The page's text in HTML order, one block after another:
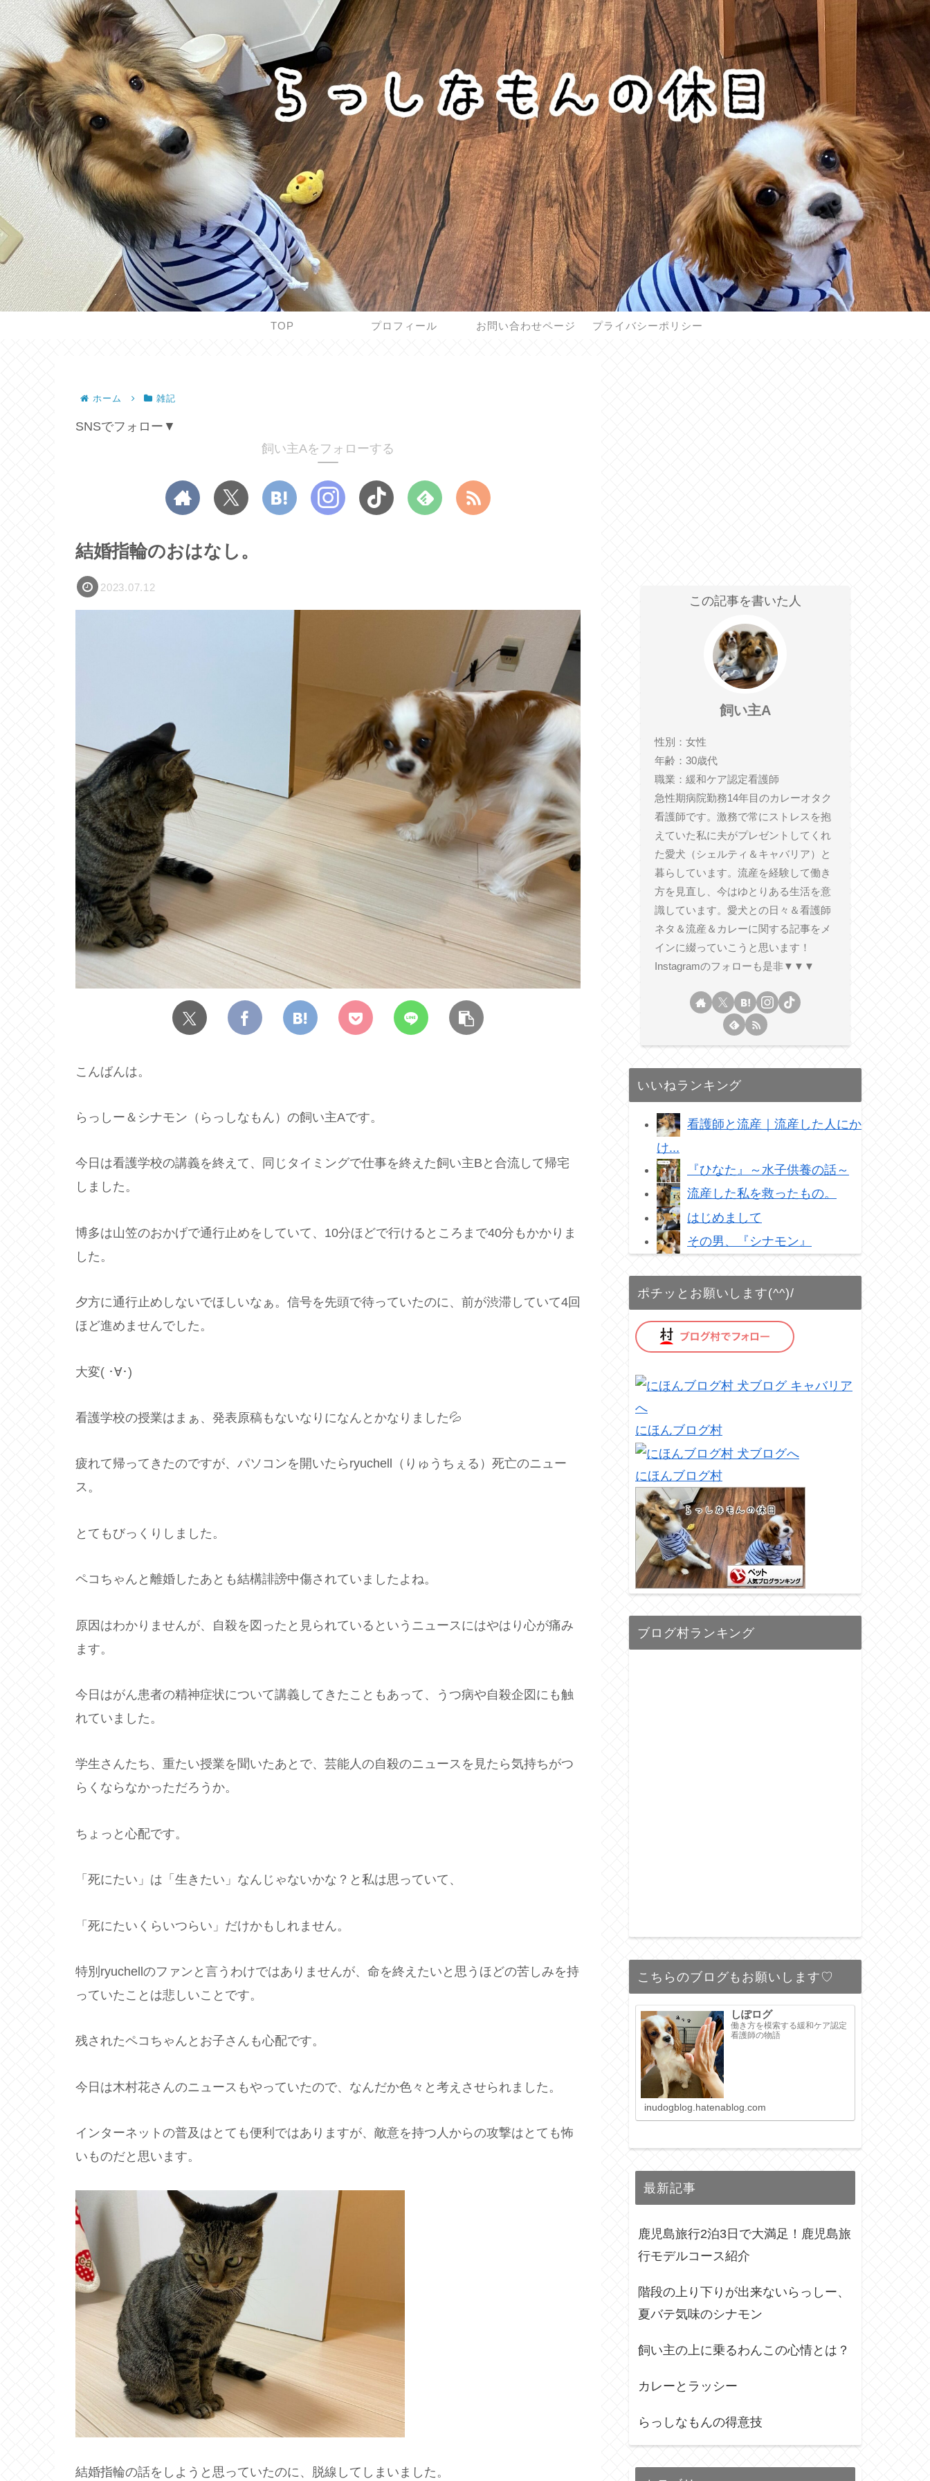
TOP プロフィール お問い合わせページ プライバシーポリシー
ホーム 雑記
SNSでフォロー▼
飼い主Aをフォローする
結婚指輪のおはなし。
2023.07.12
こんばんは。
らっしー＆シナモン（らっしなもん）の飼い主Aです。
今日は看護学校の講義を終えて、同じタイミングで仕事を終えた飼い主Bと合流して帰宅
しました。
博多は山笠のおかげで通行止めをしていて、10分ほどで行けるところまで40分もかかりま
した。
夕方に通行止めしないでほしいなぁ。信号を先頭で待っていたのに、前が渋滞していて4回
ほど進めませんでした。
大変( ･∀･)
看護学校の授業はまぁ、発表原稿もないなりになんとかなりました💦
疲れて帰ってきたのですが、パソコンを開いたらryuchell（りゅうちぇる）死亡のニュー
ス。
とてもびっくりしました。
ペコちゃんと離婚したあとも結構誹謗中傷されていましたよね。
原因はわかりませんが、自殺を図ったと見られているというニュースにはやはり心が痛み
ます。
今日はがん患者の精神症状について講義してきたこともあって、うつ病や自殺企図にも触
れていました。
学生さんたち、重たい授業を聞いたあとで、芸能人の自殺のニュースを見たら気持ちがつ
らくならなかっただろうか。
ちょっと心配です。
「死にたい」は「生きたい」なんじゃないかな？と私は思っていて、
「死にたいくらいつらい」だけかもしれません。
特別ryuchellのファンと言うわけではありませんが、命を終えたいと思うほどの苦しみを持
っていたことは悲しいことです。
残されたペコちゃんとお子さんも心配です。
今日は木村花さんのニュースもやっていたので、なんだか色々と考えさせられました。
インターネットの普及はとても便利ではありますが、敵意を持つ人からの攻撃はとても怖
いものだと思います。
結婚指輪の話をしようと思っていたのに、脱線してしまいました。
この記事を書いた人
飼い主A
性別：女性
年齢：30歳代
職業：緩和ケア認定看護師
急性期病院勤務14年目のカレーオタク
看護師です。激務で常にストレスを抱
えていた私に夫がプレゼントしてくれ
た愛犬（シェルティ＆キャバリア）と
暮らしています。流産を経験して働き
方を見直し、今はゆとりある生活を意
識しています。愛犬との日々＆看護師
ネタ＆流産＆カレーに関する記事をメ
インに綴っていこうと思います！
Instagramのフォローも是非▼▼▼
いいねランキング
看護師と流産｜流産した人にか
け...
『ひなた』～水子供養の話～
流産した私を救ったもの。
はじめまして
その男、『シナモン』
ポチッとお願いします(^^)/
にほんブログ村
にほんブログ村
ブログ村ランキング
こちらのブログもお願いします♡
しぽログ
働き方を模索する緩和ケア認定
看護師の物語
inudogblog.hatenablog.com
最新記事
鹿児島旅行2泊3日で大満足！鹿児島旅
行モデルコース紹介
階段の上り下りが出来ないらっしー、
夏バテ気味のシナモン
飼い主の上に乗るわんこの心情とは？
カレーとラッシー
らっしなもんの得意技